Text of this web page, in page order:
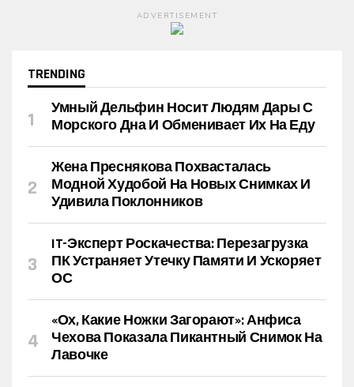
ADVERTISEMENT
TRENDING
Умный Дельфин Носит Людям Дары С
Морского Дна И Обменивает Их На Еду
Жена Преснякова Похвасталась
Модной Худобой На Новых Снимках И
Удивила Поклонников
IT-Эксперт Роскачества: Перезагрузка
ПК Устраняет Утечку Памяти И Ускоряет
ОС
«Ох, Какие Ножки Загорают»: Анфиса
Чехова Показала Пикантный Снимок На
Лавочке